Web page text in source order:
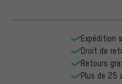
Expédition
Droit de
Retours
Plus de 25